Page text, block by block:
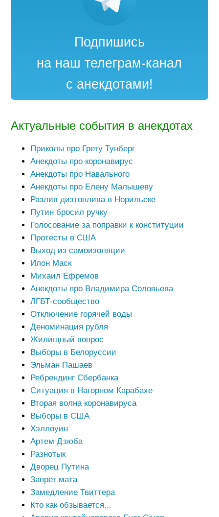
Подпишись
на наш телеграм-канал
с анекдотами!
Актуальные события в анекдотах
Приколы про Грету Тунберг
Анекдоты про коронавирус
Анекдоты про Навального
Анекдоты про Елену Малышеву
Разлив дизтоплива в Норильске
Путин бросил ручку
Голосование за поправки к конституции
Протесты в США
Выход из самоизоляции
Илон Маск
Михаил Ефремов
Анекдоты про Владимира Соловьева
ЛГБТ-сообщество
Отключение горячей воды
Деноминация рубля
Жилищный вопрос
Выборы в Белоруссии
Эльман Пашаев
Ребрендинг Сбербанка
Ситуация в Нагорном Карабахе
Вторая волна коронавируса
Выборы в США
Хэллоуин
Артем Дзюба
Разнотык
Дворец Путина
Запрет мата
Замедление Твиттера
Кто как обзывается...